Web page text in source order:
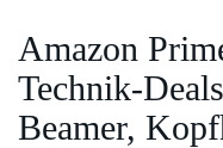
Amazon
Technik-
Beamer,